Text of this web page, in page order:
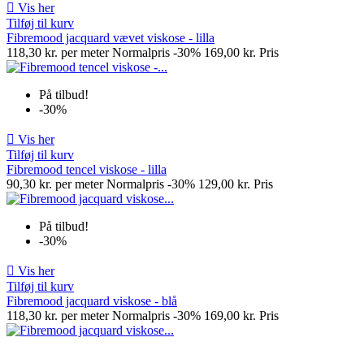
 Vis her
Tilføj til kurv
Fibremood jacquard vævet viskose - lilla
118,30 kr. per meter Normalpris -30% 169,00 kr. Pris
På tilbud!
-30%
 Vis her
Tilføj til kurv
Fibremood tencel viskose - lilla
90,30 kr. per meter Normalpris -30% 129,00 kr. Pris
På tilbud!
-30%
 Vis her
Tilføj til kurv
Fibremood jacquard viskose - blå
118,30 kr. per meter Normalpris -30% 169,00 kr. Pris